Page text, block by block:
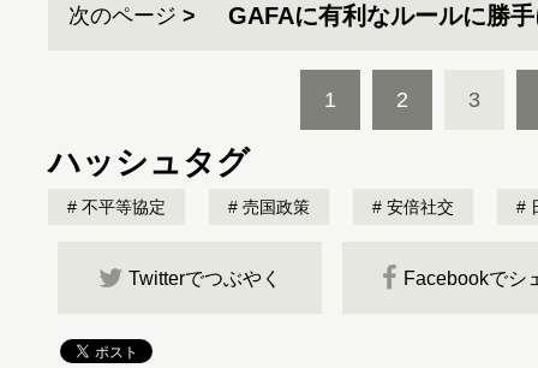
次のページ GAFAに有利なルールに勝
1 2 3
ハッシュタグ
不平等協定 売国政策 安倍社交
Twitterでつぶやく Facebookでシ